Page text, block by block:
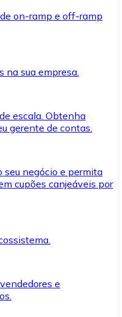
on-ramp e off-ramp
na sua empresa.
escala. Obtenha
gerente de contas.
negócio e permita
cupões canjeáveis por
e